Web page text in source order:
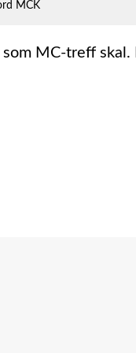
MCK
MC-treff